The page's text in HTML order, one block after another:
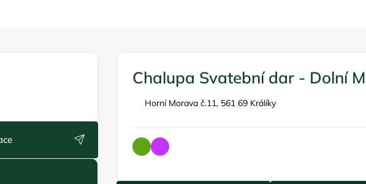
Chalupa Svatební dar - Dolní
Horní Morava č.11, 561 69 Králíky